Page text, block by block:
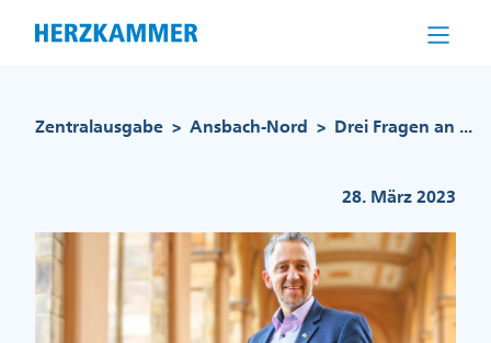
Zentralausgabe > Ansbach-Nord > Drei Fragen an ...
28. März 2023